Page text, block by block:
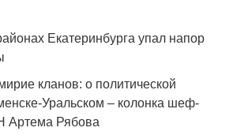
Екатеринбурга упал напор
кланов: о политической
Уральском – колонка шеф-
Артема Рябова